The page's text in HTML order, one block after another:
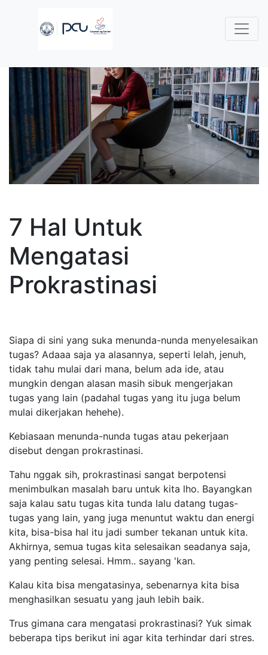
7 Hal Untuk
Mengatasi
Prokrastinasi
Siapa di sini yang suka menunda-nunda menyelesaikan
tugas? Adaaa saja ya alasannya, seperti lelah, jenuh,
tidak tahu mulai dari mana, belum ada ide, atau
mungkin dengan alasan masih sibuk mengerjakan
tugas yang lain (padahal tugas yang itu juga belum
mulai dikerjakan hehehe).
Kebiasaan menunda-nunda tugas atau pekerjaan
disebut dengan prokrastinasi.
Tahu nggak sih, prokrastinasi sangat berpotensi
menimbulkan masalah baru untuk kita lho. Bayangkan
saja kalau satu tugas kita tunda lalu datang tugas-
tugas yang lain, yang juga menuntut waktu dan energi
kita, bisa-bisa hal itu jadi sumber tekanan untuk kita.
Akhirnya, semua tugas kita selesaikan seadanya saja,
yang penting selesai. Hmm.. sayang 'kan.
Kalau kita bisa mengatasinya, sebenarnya kita bisa
menghasilkan sesuatu yang jauh lebih baik.
Trus gimana cara mengatasi prokrastinasi? Yuk simak
beberapa tips berikut ini agar kita terhindar dari stres.